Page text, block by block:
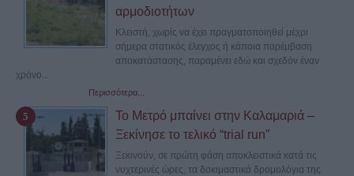
αρμοδιοτήτων
Κλειστή, χωρίς να έχει πραγματοποιηθεί μέχρι
σήμερα στατικός έλεγχος ή κάποια παρέμβαση
αποκατάστασης, παραμένει εδώ και σχεδόν έναν
χρόνο...
Περισσότερα...
Το Μετρό μπαίνει στην Καλαμαριά –
Ξεκίνησε το τελικό “trial run”
Ξεκινούν, σε πρώτη φάση αποκλειστικά κατά τις
νυχτερινές ώρες, τα δοκιμαστικά δρομολόγια της